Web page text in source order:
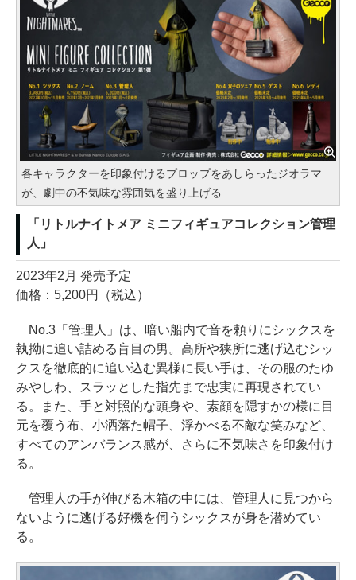
各キャラクターを印象付けるプロップをあしらったジオラマ
が、劇中の不気味な雰囲気を盛り上げる
「リトルナイトメア ミニフィギュアコレクション管理
人」
2023年2月 発売予定
価格：5,200円（税込）
No.3「管理人」は、暗い船内で音を頼りにシックスを
執拗に追い詰める盲目の男。高所や狭所に逃げ込むシッ
クスを徹底的に追い込む異様に長い手は、その服のたゆ
みやしわ、スラッとした指先まで忠実に再現されてい
る。また、手と対照的な頭身や、素顔を隠すかの様に目
元を覆う布、小洒落た帽子、浮かべる不敵な笑みなど、
すべてのアンバランス感が、さらに不気味さを印象付け
る。
管理人の手が伸びる木箱の中には、管理人に見つから
ないように逃げる好機を伺うシックスが身を潜めてい
る。